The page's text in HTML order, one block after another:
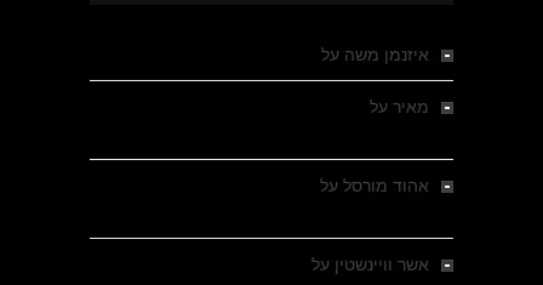
איזנמן משה על
מאיר על
אהוד מורסל על
אשר וויינשטין על